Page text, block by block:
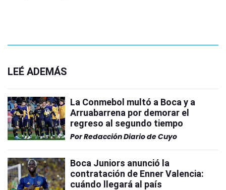
LEÉ ADEMÁS
La Conmebol multó a Boca y a
Arruabarrena por demorar el
regreso al segundo tiempo
PorRedacción Diario de Cuyo
Boca Juniors anunció la
contratación de Enner Valencia:
cuándo llegará al país